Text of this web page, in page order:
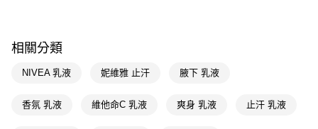
購買商品的店家。未經商家同意取消之訂單仍視為有效，需透過AFTEE先享
※ 交易是否成功請以「AFTEE先享後付 」之結帳頁面顯示為準，若有關於
每筆NT$65，滿NT$490(含以上)免運費
付款後萊爾富取貨
相關分類
NIVEA 乳液 妮維雅 止汗 腋下 乳液
香氛 乳液 維他命C 乳液 爽身 乳液 止汗 乳液